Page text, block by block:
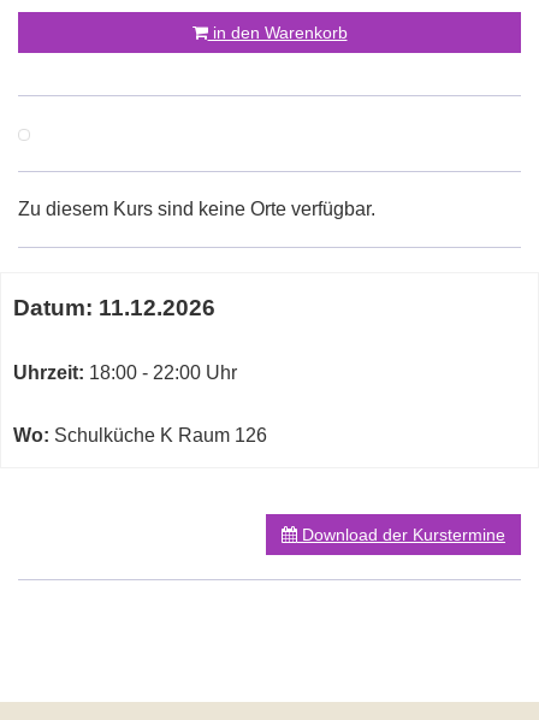
in den Warenkorb
Zu diesem Kurs sind keine Orte verfügbar.
zum
Kurs
Datum: 11.12.2026
Uhrzeit: 18:00 - 22:00 Uhr
Wo: Schulküche K Raum 126
Download der Kurstermine